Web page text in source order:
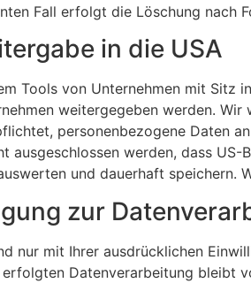
Fall erfolgt die Löschung nach
in die USA
Tools von Unternehmen mit Sitz
weitergegeben werden.
personenbezogene Daten
ausgeschlossen werden, dass
und dauerhaft speichern.
zur
nur mit Ihrer ausdrücklichen
Datenverarbeitung bleibt